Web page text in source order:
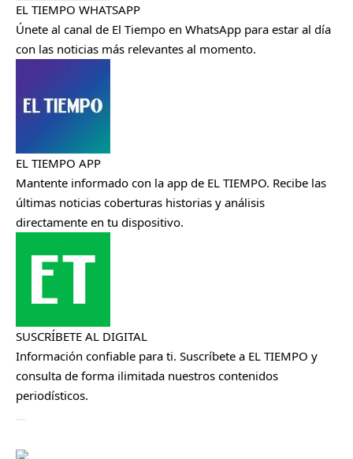
EL TIEMPO WHATSAPP
Únete al canal de El Tiempo en WhatsApp para estar al día
con las noticias más relevantes al momento.
EL TIEMPO APP
Mantente informado con la app de EL TIEMPO. Recibe las
últimas noticias coberturas historias y análisis
directamente en tu dispositivo.
SUSCRÍBETE AL DIGITAL
Información confiable para ti. Suscríbete a EL TIEMPO y
consulta de forma ilimitada nuestros contenidos
periodísticos.